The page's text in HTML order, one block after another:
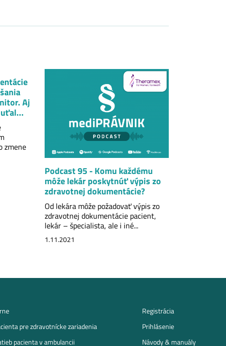
Aj
zmene
Podcast 95 - Komu každému
môže lekár poskytnúť výpis zo
zdravotnej dokumentácie?
Od lekára môže požadovať výpis zo
zdravotnej dokumentácie pacient,
lekár – špecialista, ale i iné...
1.11.2021
pre zdravotnícke zariadenia
pacienta v ambulancii
Registrácia
Prihlásenie
Návody & manuály